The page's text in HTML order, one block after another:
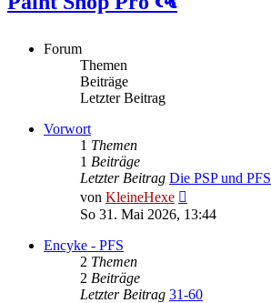
Forum
Themen
Beiträge
Letzter Beitrag
Vorwort
1 Themen
1 Beiträge
Letzter Beitrag Die PSP und PFS
von KleineHexe
Beitrag
So 31. Mai 2026, 13:44
Encyke - PFS
2 Themen
2 Beiträge
Letzter Beitrag 31-60